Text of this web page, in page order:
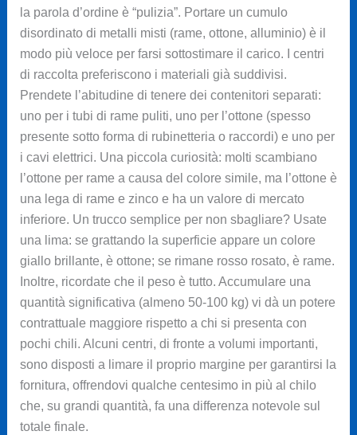
la parola d’ordine è “pulizia”. Portare un cumulo
disordinato di metalli misti (rame, ottone, alluminio) è il
modo più veloce per farsi sottostimare il carico. I centri
di raccolta preferiscono i materiali già suddivisi.
Prendete l’abitudine di tenere dei contenitori separati:
uno per i tubi di rame puliti, uno per l’ottone (spesso
presente sotto forma di rubinetteria o raccordi) e uno per
i cavi elettrici. Una piccola curiosità: molti scambiano
l’ottone per rame a causa del colore simile, ma l’ottone è
una lega di rame e zinco e ha un valore di mercato
inferiore. Un trucco semplice per non sbagliare? Usate
una lima: se grattando la superficie appare un colore
giallo brillante, è ottone; se rimane rosso rosato, è rame.
Inoltre, ricordate che il peso è tutto. Accumulare una
quantità significativa (almeno 50-100 kg) vi dà un potere
contrattuale maggiore rispetto a chi si presenta con
pochi chili. Alcuni centri, di fronte a volumi importanti,
sono disposti a limare il proprio margine per garantirsi la
fornitura, offrendovi qualche centesimo in più al chilo
che, su grandi quantità, fa una differenza notevole sul
totale finale.